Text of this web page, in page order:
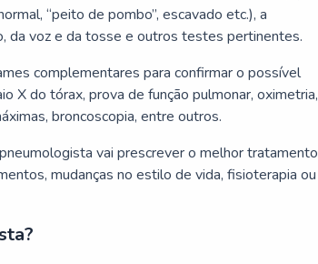
“peito de pombo”, escavado etc.), a
da voz e da tosse e outros testes pertinentes.
complementares para confirmar o possível
X do tórax, prova de função pulmonar, oximetria,
broncoscopia, entre outros.
vai prescrever o melhor tratamento
mudanças no estilo de vida, fisioterapia ou